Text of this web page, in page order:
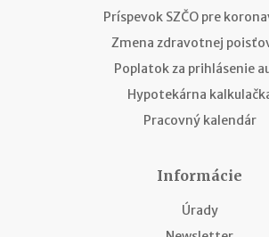
Príspevok SZČO pre
Zmena zdravotnej
Poplatok za prihlásenie
Hypotekárna
Pracovný kalendár
Informácie
Úrady